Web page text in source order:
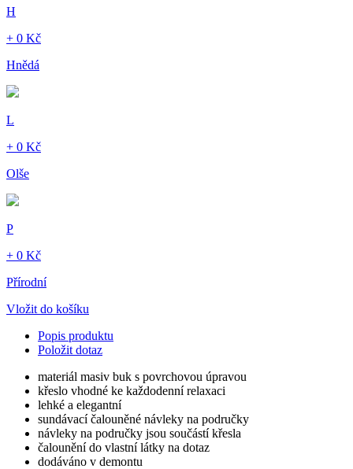
H
+ 0 Kč
Hnědá
L
+ 0 Kč
Olše
P
+ 0 Kč
Přírodní
Vložit do košíku
Popis produktu
Položit dotaz
materiál masiv buk s povrchovou úpravou
křeslo vhodné ke každodenní relaxaci
lehké a elegantní
sundávací čalouněné návleky na područky
návleky na područky jsou součástí křesla
čalounění do vlastní látky na dotaz
dodáváno v demontu